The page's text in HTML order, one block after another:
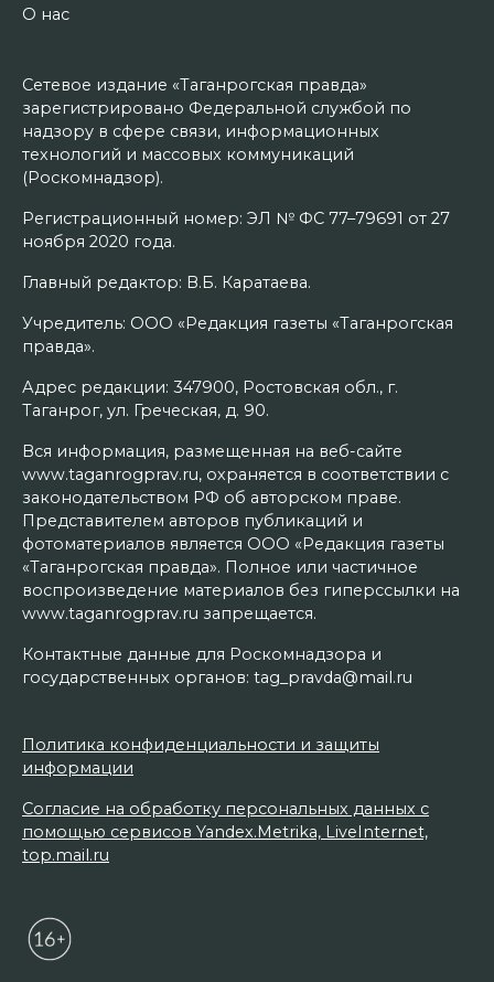
О нас
Сетевое издание «Таганрогская правда»
зарегистрировано Федеральной службой по
надзору в сфере связи, информационных
технологий и массовых коммуникаций
(Роскомнадзор).
Регистрационный номер: ЭЛ № ФС 77–79691 от 27
ноября 2020 года.
Главный редактор: В.Б. Каратаева.
Учредитель: ООО «Редакция газеты «Таганрогская
правда».
Адрес редакции: 347900, Ростовская обл., г.
Таганрог, ул. Греческая, д. 90.
Вся информация, размещенная на веб-сайте
www.taganrogprav.ru, охраняется в соответствии с
законодательством РФ об авторском праве.
Представителем авторов публикаций и
фотоматериалов является ООО «Редакция газеты
«Таганрогская правда». Полное или частичное
воспроизведение материалов без гиперссылки на
www.taganrogprav.ru запрещается.
Контактные данные для Роскомнадзора и
государственных органов: tag_pravda@mail.ru
Политика конфиденциальности и защиты
информации
Согласие на обработку персональных данных с
помощью сервисов Yandex.Metrika, LiveInternet,
top.mail.ru